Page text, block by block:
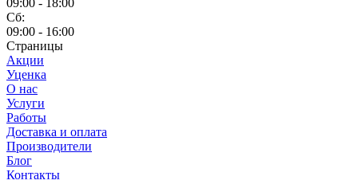
Сб:
09:00 - 16:00
Страницы
Акции
Уценка
О нас
Услуги
Работы
Доставка и оплата
Производители
Блог
Контакты